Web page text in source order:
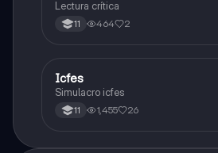
Lectura crítica
11 464 2
ICFES: Sociales y Ciudadanas
Icfes
Simulacro icfes
11 1,455 26